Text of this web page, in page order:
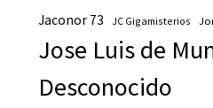
Jaconor 73 JC Gigamisterios
Jose Luis de
Desconocido